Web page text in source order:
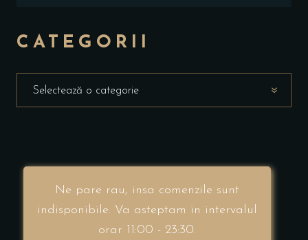
CATEGORII
Selectează o categorie
Ne pare rau, insa comenzile sunt
indisponibile. Va asteptam in intervalul
orar 11:00 - 23:30.